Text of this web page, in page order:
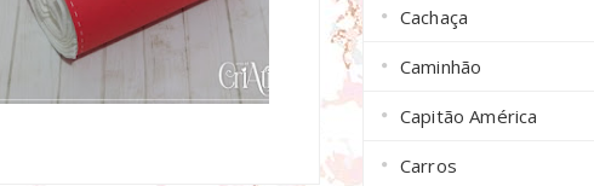
Cachaça
Caminhão
Capitão América
Carros